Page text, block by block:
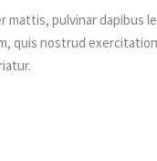
pulvinar dapibus
quis nostrud